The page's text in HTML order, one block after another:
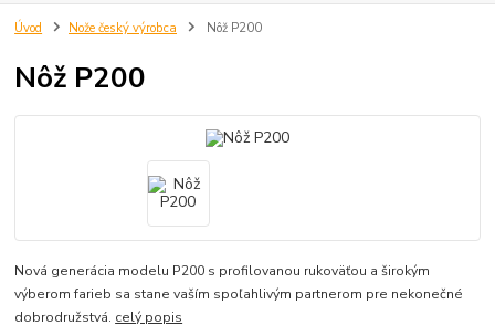
Úvod Nože český výrobca Nôž P200
Nôž P200
Nová generácia modelu P200 s profilovanou rukoväťou a širokým
výberom farieb sa stane vaším spoľahlivým partnerom pre nekonečné
dobrodružstvá. celý popis